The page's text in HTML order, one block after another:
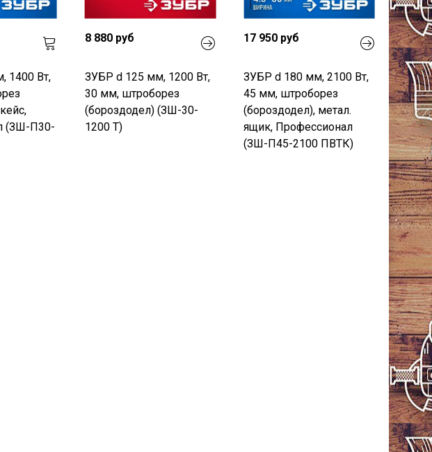
1400 Вт,
(ЗШ-П30-
8 880 руб
ЗУБР d 125 мм, 1200 Вт,
30 мм, штроборез
(бороздодел) (ЗШ-30-
1200 Т)
17 950 руб
ЗУБР d 180 мм, 2100 Вт,
45 мм, штроборез
(бороздодел), метал.
ящик, Профессионал
(ЗШ-П45-2100 ПВТК)